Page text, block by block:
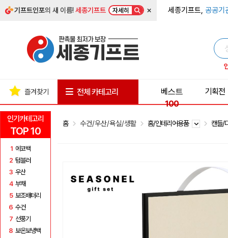
기프트인포의 새 이름!세종기프트 자세히 × 세종기프트, 공공기
인기카테고리
TOP 10
1 에코백
2 텀블러
3 우산
4 부채
5 보조배터리
6 수건
7 선풍기
8 보온보냉백
즐겨찾기 전체 카테고리
베스트
100
기획전
홈 수건/우산/욕실/생활 홈/인테리어용품 캔들/